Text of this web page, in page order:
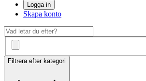
Logga in
Skapa konto
Filtrera efter kategori